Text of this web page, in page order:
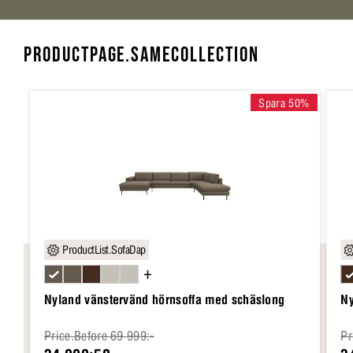
PRODUCTPAGE.SAMECOLLECTION
Spara 50%
ProductList.SofaDap
Nyland vänstervänd hörnsoffa med schäslong
Price.Before 69 999:-
+